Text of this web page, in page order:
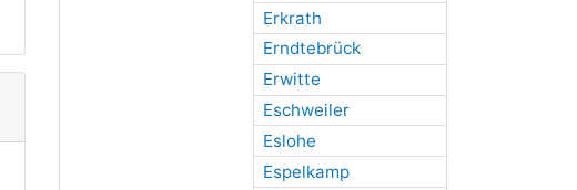
Erkrath
Erndtebrück
Erwitte
Eschweiler
Eslohe
Espelkamp